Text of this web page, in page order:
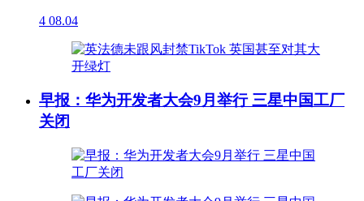
4 08.04
早报：华为开发者大会9月举行 三星中国工厂
关闭